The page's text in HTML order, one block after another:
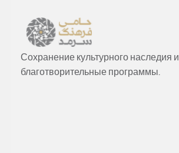
Сохранение культурного наследия и
благотворительные программы.